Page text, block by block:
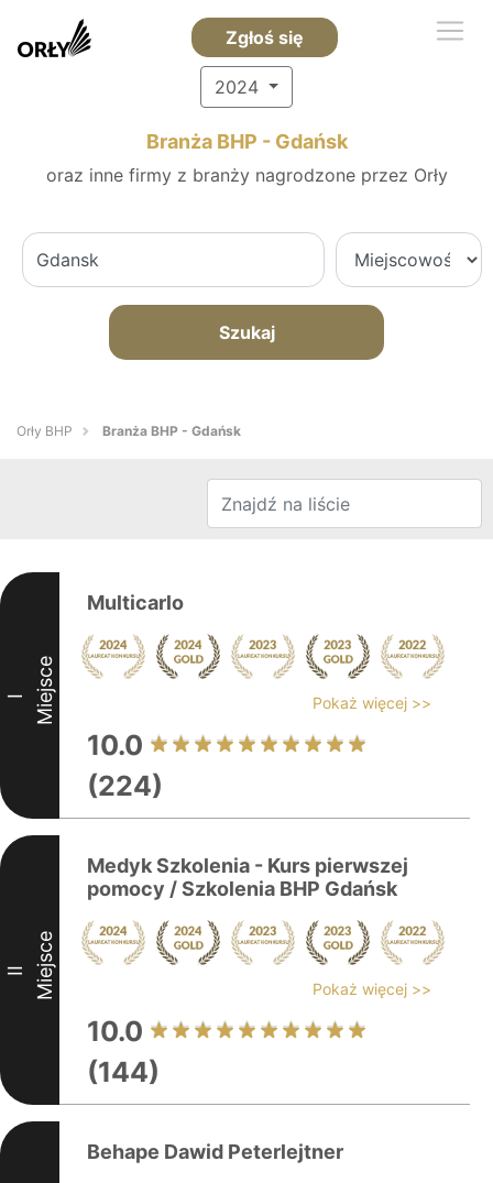
Zgłoś się
2024
Branża BHP - Gdańsk
oraz inne firmy z branży nagrodzone przez Orły
Szukaj
Orły BHP Branża BHP - Gdańsk
I Miejsce
Multicarlo
Pokaż więcej >>
10.0
(224)
II Miejsce
Medyk Szkolenia - Kurs pierwszej
pomocy / Szkolenia BHP Gdańsk
Pokaż więcej >>
10.0
(144)
Behape Dawid Peterlejtner